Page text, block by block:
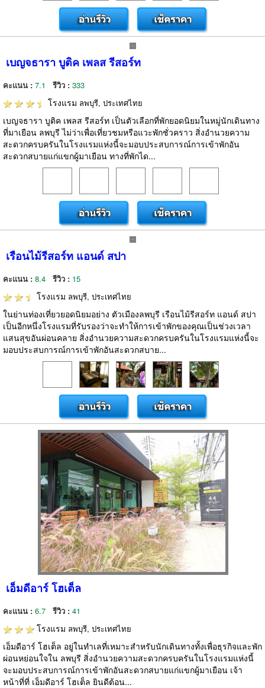
เบญจธารา บูติค เพลส รีสอร์ท
คะแนน : 7.1 รีวิว : 333
โรงแรม ลพบุรี, ประเทศไทย
เบญจธารา บูติค เพลส รีสอร์ท เป็นตัวเลือกที่พักยอดนิยมในหมู่นักเดินทาง
ที่มาเยือน ลพบุรี ไม่ว่าเพื่อเที่ยวชมหรือแวะพักชั่วคราว สิ่งอำนวยความ
สะดวกครบครันในโรงแรมแห่งนี้จะมอบประสบการณ์การเข้าพักอัน
สะดวกสบายแก่แขกผู้มาเยือน ทางที่พักได...
เรือนไม้รีสอร์ท แอนด์ สปา
คะแนน : 8.4 รีวิว : 15
โรงแรม ลพบุรี, ประเทศไทย
ในย่านท่องเที่ยวยอดนิยมอย่าง ตัวเมืองลพบุรี เรือนไม้รีสอร์ท แอนด์ สปา
เป็นอีกหนึ่งโรงแรมที่รับรองว่าจะทำให้การเข้าพักของคุณเป็นช่วงเวลา
แสนสุขอันผ่อนคลาย สิ่งอำนวยความสะดวกครบครันในโรงแรมแห่งนี้จะ
มอบประสบการณ์การเข้าพักอันสะดวกสบาย...
เอ็มดีอาร์ โฮเต็ล
คะแนน : 6.7 รีวิว : 41
โรงแรม ลพบุรี, ประเทศไทย
เอ็มดีอาร์ โฮเต็ล อยู่ในทำเลที่เหมาะสำหรับนักเดินทางทั้งเพื่อธุรกิจและพัก
ผ่อนหย่อนใจใน ลพบุรี สิ่งอำนวยความสะดวกครบครันในโรงแรมแห่งนี้
จะมอบประสบการณ์การเข้าพักอันสะดวกสบายแก่แขกผู้มาเยือน เจ้า
หน้าที่ที่ เอ็มดีอาร์ โฮเต็ล ยินดีต้อน...